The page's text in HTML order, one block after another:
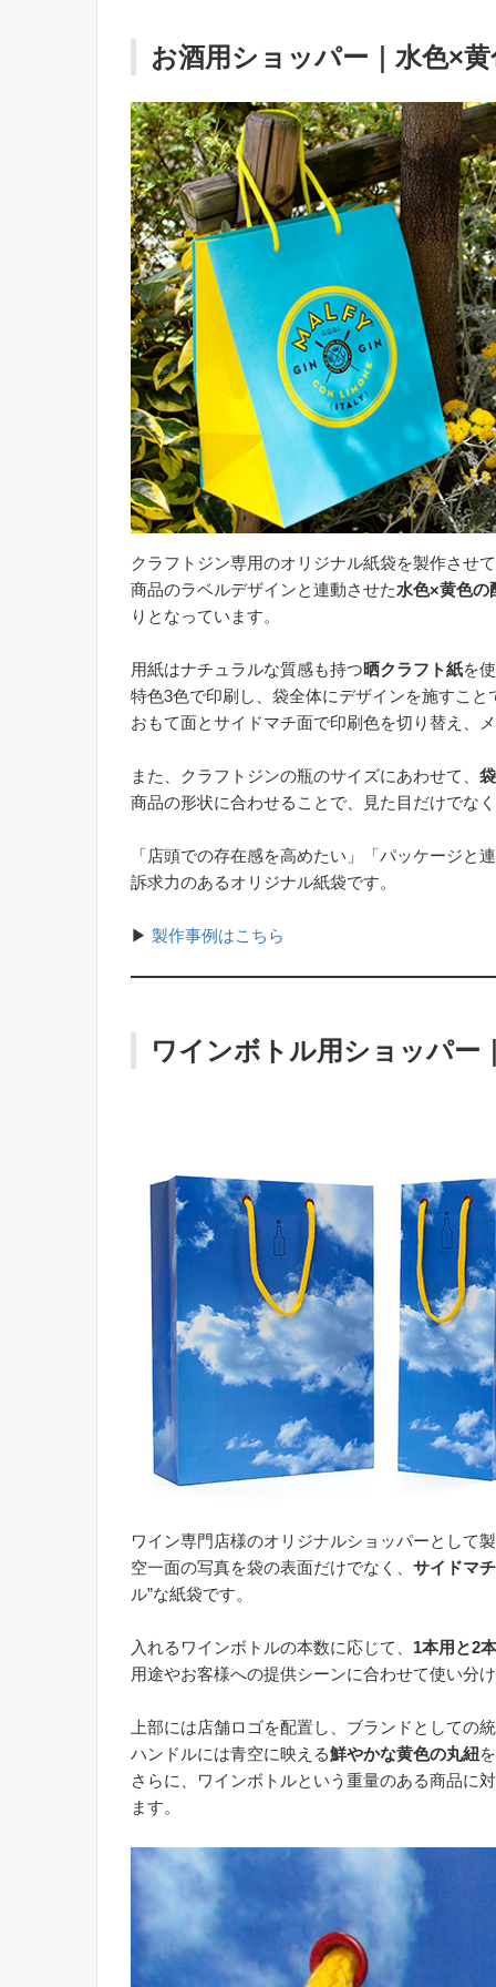
お酒用ショッパー｜水色×黄
クラフトジン専用のオリジナル紙袋を製作させ
商品のラベルデザインと連動させた水色×黄色の
りとなっています。
用紙はナチュラルな質感も持つ晒クラフト紙を
特色3色で印刷し、袋全体にデザインを施すこ
おもて面とサイドマチ面で印刷色を切り替え、
また、クラフトジンの瓶のサイズにあわせて、
商品の形状に合わせることで、見た目だけでな
「店頭での存在感を高めたい」「パッケージ
訴求力のあるオリジナル紙袋です。
▶︎ 製作事例はこちら
ワインボトル用ショッパー
ワイン専門店様のオリジナルショッパーとして
空一面の写真を袋の表面だけでなく、 サイドマ
ル”な紙袋です。
入れるワインボトルの本数に応じて、 1本用と2
用途やお客様への提供シーンに合わせて使い分
上部には店舗ロゴを配置し、ブランドとしての
ハンドルには青空に映える鮮やかな黄色の丸紐
さらに、ワインボトルという重量のある商品に
ます。